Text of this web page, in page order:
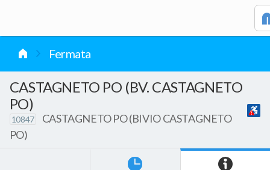
Fermata
CASTAGNETO PO (BV. CASTAGNETO
PO)
10847
CASTAGNETO PO (BIVIO CASTAGNETO
PO)